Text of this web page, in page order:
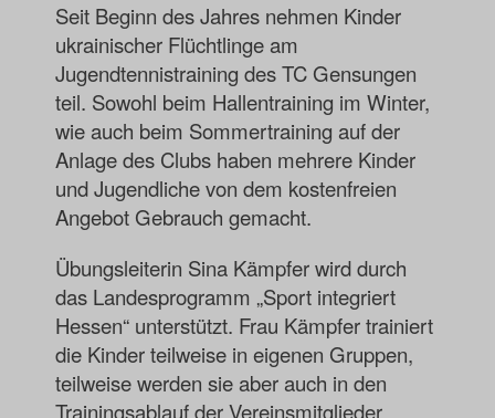
Seit Beginn des Jahres nehmen Kinder
ukrainischer Flüchtlinge am
Jugendtennistraining des TC Gensungen
teil. Sowohl beim Hallentraining im Winter,
wie auch beim Sommertraining auf der
Anlage des Clubs haben mehrere Kinder
und Jugendliche von dem kostenfreien
Angebot Gebrauch gemacht.
Übungsleiterin Sina Kämpfer wird durch
das Landesprogramm „Sport integriert
Hessen“ unterstützt. Frau Kämpfer trainiert
die Kinder teilweise in eigenen Gruppen,
teilweise werden sie aber auch in den
Trainingsablauf der Vereinsmitglieder